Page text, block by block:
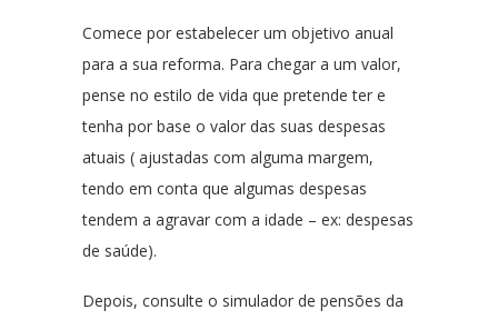
Comece por estabelecer um objetivo anual
para a sua reforma. Para chegar a um valor,
pense no estilo de vida que pretende ter e
tenha por base o valor das suas despesas
atuais ( ajustadas com alguma margem,
tendo em conta que algumas despesas
tendem a agravar com a idade – ex: despesas
de saúde).
Depois, consulte o simulador de pensões da